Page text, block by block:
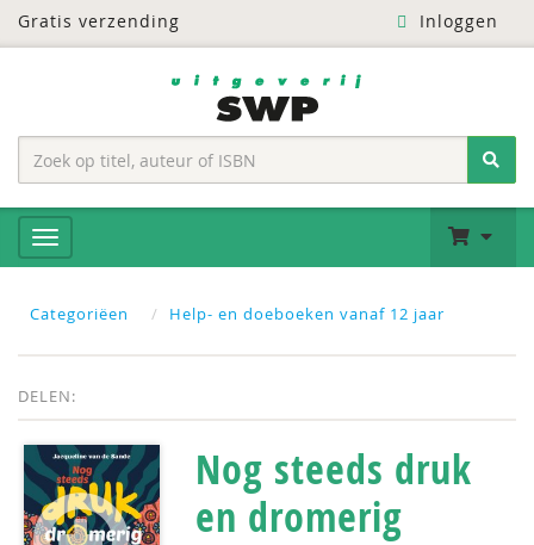
Gratis verzending Inloggen
Categoriëen Help- en doeboeken vanaf 12 jaar
DELEN:
Nog steeds druk
en dromerig